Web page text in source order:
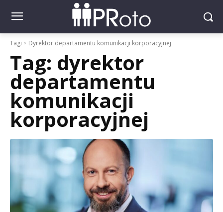
Tagi Dyrektor departamentu komunikacji korporacyjnej
Tag: dyrektor
departamentu
komunikacji
korporacyjnej